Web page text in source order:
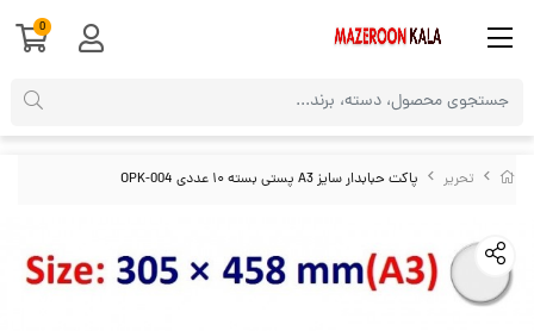
تحریر پاکت حبابدار سایز A3 پستی بسته ۱۰ عددی OPK-004
0